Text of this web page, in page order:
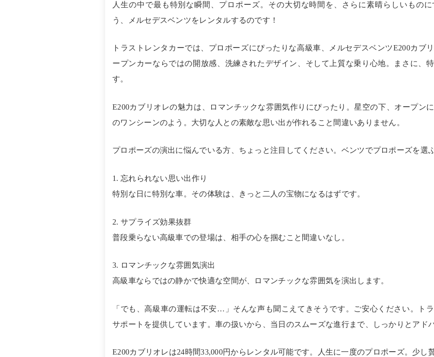
人生の中で最も特別な瞬間、プロポーズ。その大切な時間を、さらに素晴らしいもの
う、メルセデスベンツをレンタルするのです！
トラストレンタカーでは、プロポーズにぴったりな高級車、メルセデスベンツE200カブ
ープンカーならではの開放感、洗練されたデザイン、そして上質な乗り心地。まさに、
す。
E200カブリオレの魅力は、ロマンチックな雰囲気作りにぴったり。星空の下、オープン
のワンシーンのよう。大切な人との素敵な思い出が作れること間違いありません。
プロポーズの演出に悩んでいる方、ちょっと注目してください。ベンツでプロポーズを選
1. 忘れられない思い出作り
特別な日に特別な車。その体験は、きっと二人の宝物になるはずです。
2. サプライズ効果抜群
普段乗らない高級車での登場は、相手の心を掴むこと間違いなし。
3. ロマンチックな雰囲気演出
高級車ならではの静かで快適な空間が、ロマンチックな雰囲気を演出します。
「でも、高級車の運転は不安…」そんな声も聞こえてきそうです。ご安心ください。ト
サポートを提供しています。車の扱いから、当日のスムーズな進行まで、しっかりとアド
E200カブリオレは24時間33,000円からレンタル可能です。人生に一度のプロポーズ。少し